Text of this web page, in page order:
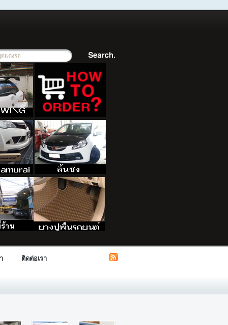
ติดต่อเรา